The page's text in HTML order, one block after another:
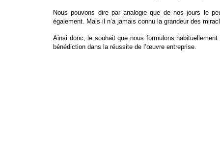
Nous pouvons dire par analogie que de nos jours le
également. Mais il n’a jamais connu la grandeur des
Ainsi donc, le souhait que nous formulons habituellement
bénédiction dans la réussite de l’œuvre entreprise.